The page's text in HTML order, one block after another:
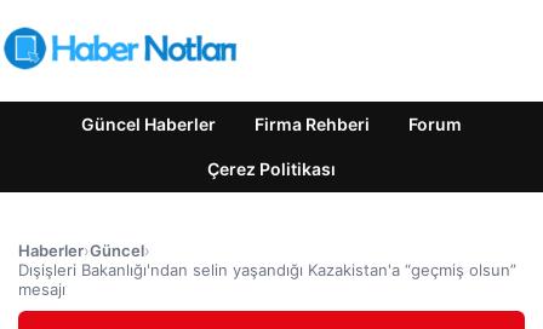
Güncel Haberler Firma Rehberi Forum
Çerez Politikası
Haberler›Güncel›
Dışişleri Bakanlığı'ndan selin yaşandığı Kazakistan'a “geçmiş olsun”
mesajı